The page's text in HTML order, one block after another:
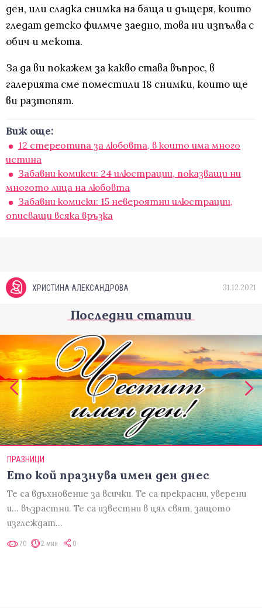
ден, или сладка снимка на баща и дъщеря, които
гледат детско филмче заедно, това ни изпълва с
обич и мекота.
За да ви покажем за какво става въпрос, в
галерията сме поместили 18 снимки, които ще
ви разтопят.
Виж още:
12 стереотипа за любовта, в които има много
истина
Забавни комикси: 24 илюстрации, показващи ни
многото лица на любовта
Забавни комиски: 15 невероятни илюстрации,
описващи всяка връзка
ХРИСТИНА АЛЕКСАНДРОВА 31.12.2021
Последни статии
ПРАЗНИЦИ
Ето кой празнува имен ден днес
Те са вдъхновение за всички. Те са прекрасни, уверени
и... възрастни. Те са известни в цял свят, защото
изглеждат…
70 2 мин 0